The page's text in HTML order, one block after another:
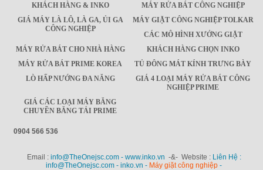
KHÁCH HÀNG & INKO
MÁY RỬA BÁT CÔNG NGHIỆP
GIÁ MÁY LÀ LÔ, LÀ GA, ỦI GA
CÔNG NGHIỆP
MÁY GIẶT CÔNG NGHIỆP TOLKAR
CÁC MÔ HÌNH XƯỞNG GIẶT
MÁY RỬA BÁT CHO NHÀ HÀNG
KHÁCH HÀNG CHỌN INKO
MÁY RỬA BÁT PRIME KOREA
TỦ ĐÔNG MÁT KÍNH TRƯNG BÀY
LÒ HẤP NƯỚNG ĐA NĂNG
GIÁ 4 LOẠI MÁY RỬA BÁT CÔNG
NGHIỆP PRIME
GIÁ CÁC LOẠI MÁY BĂNG
CHUYỀN BĂNG TẢI PRIME
0904 566 536
Email : info@TheOnejsc.com - www.inko.vn -&- Website : Liên Hệ :
info@TheOnejsc.com - inko.vn - Máy giặt công nghiệp -